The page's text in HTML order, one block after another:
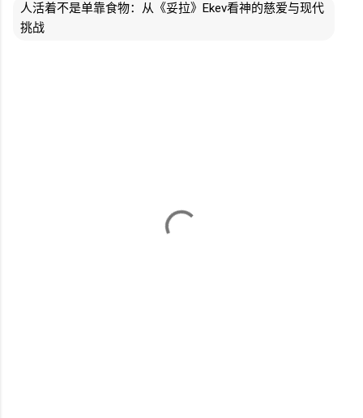
人活着不是单靠食物：从《妥拉》Ekev看神的慈爱与现代
挑战